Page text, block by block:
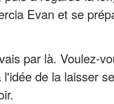
Evan et se
par là. Voulez-
de la laisser